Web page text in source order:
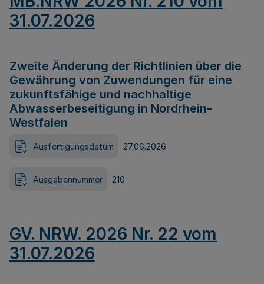
31.07.2026
Zweite Änderung der Richtlinien über die
Gewährung von Zuwendungen für eine
zukunftsfähige und nachhaltige
Abwasserbeseitigung in Nordrhein-
Westfalen
Ausfertigungsdatum 27.06.2026
Ausgabennummer 210
GV. NRW. 2026 Nr. 22 vom
31.07.2026